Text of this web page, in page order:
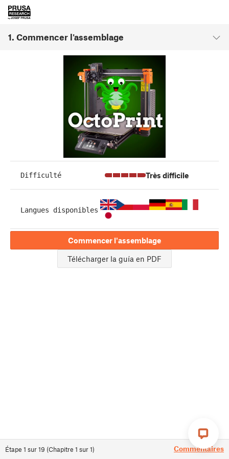
1. Commencer l'assemblage
Étape 1 sur19 (Chapitre 1 sur1) Commentaires
Difficulté Très difficile
Langues disponibles
Commencer l'assemblage
Télécharger la guía en PDF